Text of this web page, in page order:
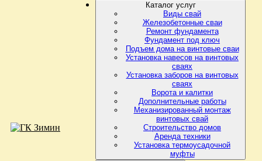
Каталог услуг
Виды свай
Железобетонные сваи
Ремонт фундамента
Фундамент под ключ
Подъем дома на винтовые сваи
Установка навесов на винтовых
сваях
Установка заборов на винтовых
сваях
Ворота и калитки
Дополнительные работы
Механизированный монтаж
винтовых свай
Строительство домов
Аренда техники
Установка термоусадочной
муфты